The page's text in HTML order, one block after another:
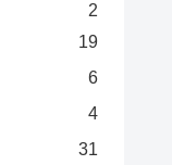
2
19
6
4
31